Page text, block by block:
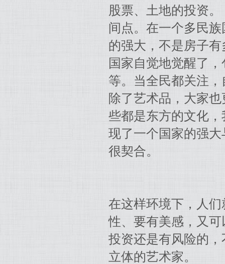
股票、土地的投资
间点。在一个多民
的强大，不是房子
国家自觉地觉醒了
等。当全民都关注
除了艺术品，大家
些都是东方的文化
现了一个国家的强
很契合。
在这样环境下，人
性、要有美感，又
投资还是有风险的
立体的艺术家。